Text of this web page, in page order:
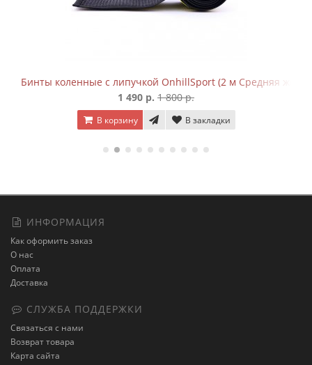
Бинты коленные с липучкой OnhillSport (2 м Средняя
1 490 р. 1 800 р.
В корзину В закладки
ИНФОРМАЦИЯ
Как оформить заказ
О нас
Оплата
Доставка
СЛУЖБА ПОДДЕРЖКИ
Связаться с нами
Возврат товара
Карта сайта